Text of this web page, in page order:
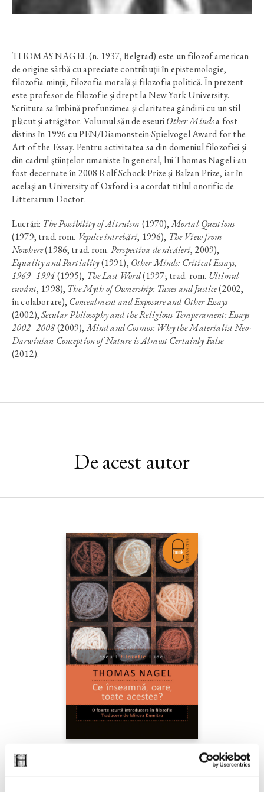
THOMAS NAGEL (n. 1937, Belgrad) este un filozof american
de origine sârbă cu apreciate contribuţii în epistemologie,
filozofia minţii, filozofia morală şi filozofia politică. În prezent
este profesor de filozofie şi drept la New York University.
Scriitura sa îmbină profunzimea şi claritatea gândirii cu un stil
plăcut şi atrăgător. Volumul său de eseuriOther Mindsa fost
distins în 1996 cu PEN/Diamonstein-Spielvogel Award for the
Art of the Essay. Pentru activitatea sa din domeniul filozofiei şi
din cadrul ştiinţelor umaniste în general, lui Thomas Nagel i-au
fost decernate în 2008 Rolf Schock Prize şi Balzan Prize, iar în
acelaşi an University of Oxford i-a acordat titlul onorific de
Litterarum Doctor.
Lucrări: The Possibility of Altruism (1970),Mortal Questions
(1979; trad. rom. Veşnice întrebări, 1996), The View from
Nowhere(1986; trad. rom.Perspectiva de nicăieri, 2009),
Equality and Partiality(1991), Other Minds: Critical Essays,
1969–1994(1995), The Last Word(1997; trad. rom. Ultimul
cuvânt, 1998), The Myth of Ownership: Taxes and Justice(2002,
în colaborare), Concealment and Exposure and Other Essays
(2002),Secular Philosophy and the Religious Temperament: Essays
2002–2008(2009),Mind and Cosmos: Why the Materialist Neo-
Darwinian Conception of Nature is Almost Certainly False
(2012).
De acest autor
Thomas Nagel, Ce înseamnă, oare, toate acestea?